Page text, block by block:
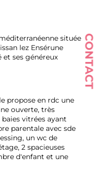
CONTACT
située
lez Ensérune
ses généreux
propose en rdc une
ouverte, très
vitrées ayant
parentale avec sde
un wc de
2 spacieuses
d'enfant et une